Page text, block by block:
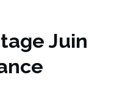
Juin